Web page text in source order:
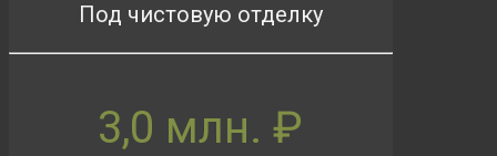
Под чистовую отделку
3,0 млн. ₽